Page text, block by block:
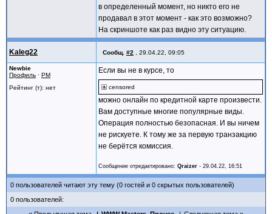
в определенный момент, но никто его не
продавал в этот момент - как это возможно?
На скриншоте как раз видно эту ситуацию.
Kaleg22 Сообщ. #2 29.04.22, 09:05
Newbie
Профиль · PM
Рейтинг (т): нет
Если вы не в курсе, то
censored
можно онлайн по кредитной карте произвести.
Вам доступные многие популярные виды.
Операция полностью безопасная. И вы ничем
не рискуете. К тому же за первую транзакцию
не берётся комиссия.
Сообщение отредактировано: Qraizer - 29.04.22, 16:51
0 пользователей читают эту тему (0 гостей и 0 скрытых пользователей)
0 пользователей: